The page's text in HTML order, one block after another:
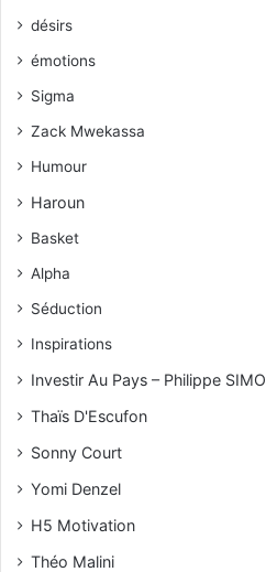
désirs
émotions
Sigma
Zack Mwekassa
Humour
Haroun
Basket
Alpha
Séduction
Inspirations
Investir Au Pays – Philippe SIMO
Thaïs D'Escufon
Sonny Court
Yomi Denzel
H5 Motivation
Théo Malini